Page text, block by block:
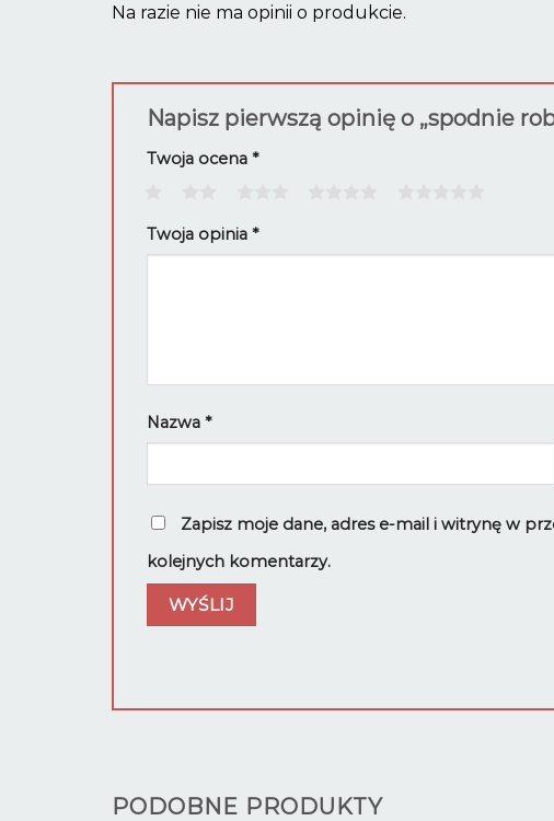
Na razie nie ma opinii o produkcie.
Napisz pierwszą opinię o „spodnie
Twoja ocena *
Twoja opinia *
Nazwa *
Zapisz moje dane, adres e-mail i witrynę w
kolejnych komentarzy.
PODOBNE PRODUKTY